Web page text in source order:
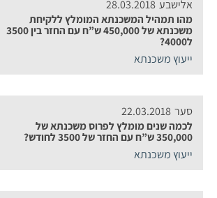
אלישבע 28.03.2018
מהו תמהיל המשכנתא המומלץ ללקיחת
משכנתא של 450,000 ש”ח עם החזר בין 3500
ל4000?
ייעוץ משכנתא
סער 22.03.2018
לכמה שנים מומלץ לפרוס משכנתא של
350,000 ש”ח עם החזר של 3500 לחודש?
ייעוץ משכנתא